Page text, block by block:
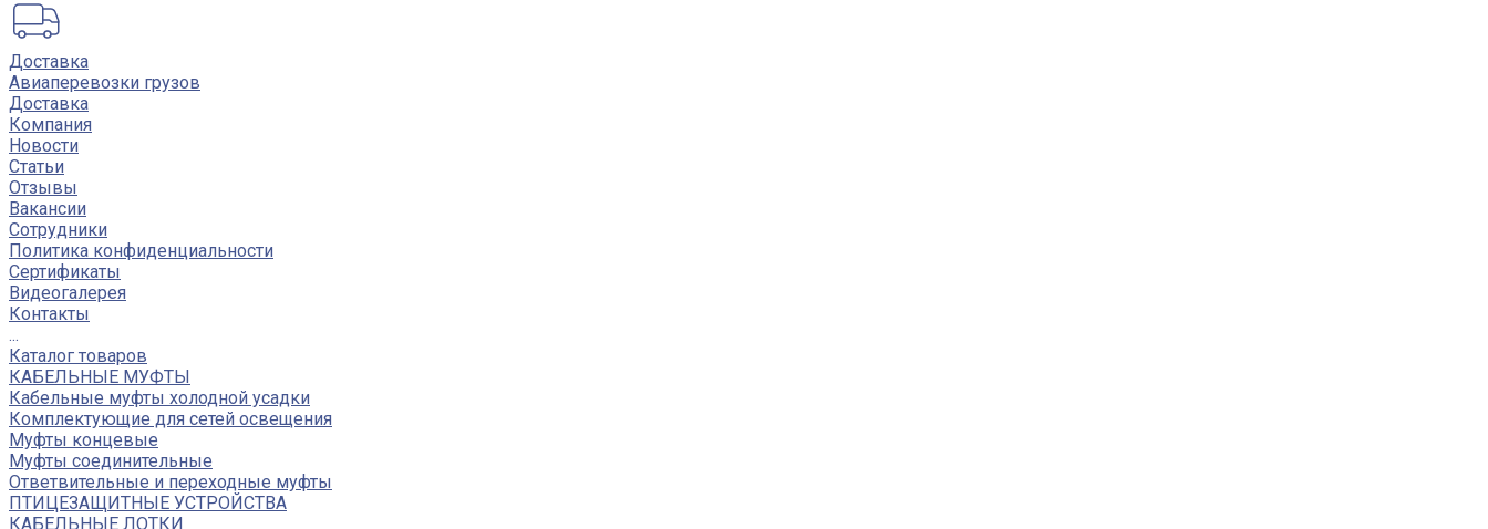
Доставка
Авиаперевозки грузов
Доставка
Компания
Новости
Статьи
Отзывы
Вакансии
Сотрудники
Политика конфиденциальности
Сертификаты
Видеогалерея
Контакты
...
Каталог товаров
КАБЕЛЬНЫЕ МУФТЫ
Кабельные муфты холодной усадки
Комплектующие для сетей освещения
Муфты концевые
Муфты соединительные
Ответвительные и переходные муфты
ПТИЦЕЗАЩИТНЫЕ УСТРОЙСТВА
КАБЕЛЬНЫЕ ЛОТКИ